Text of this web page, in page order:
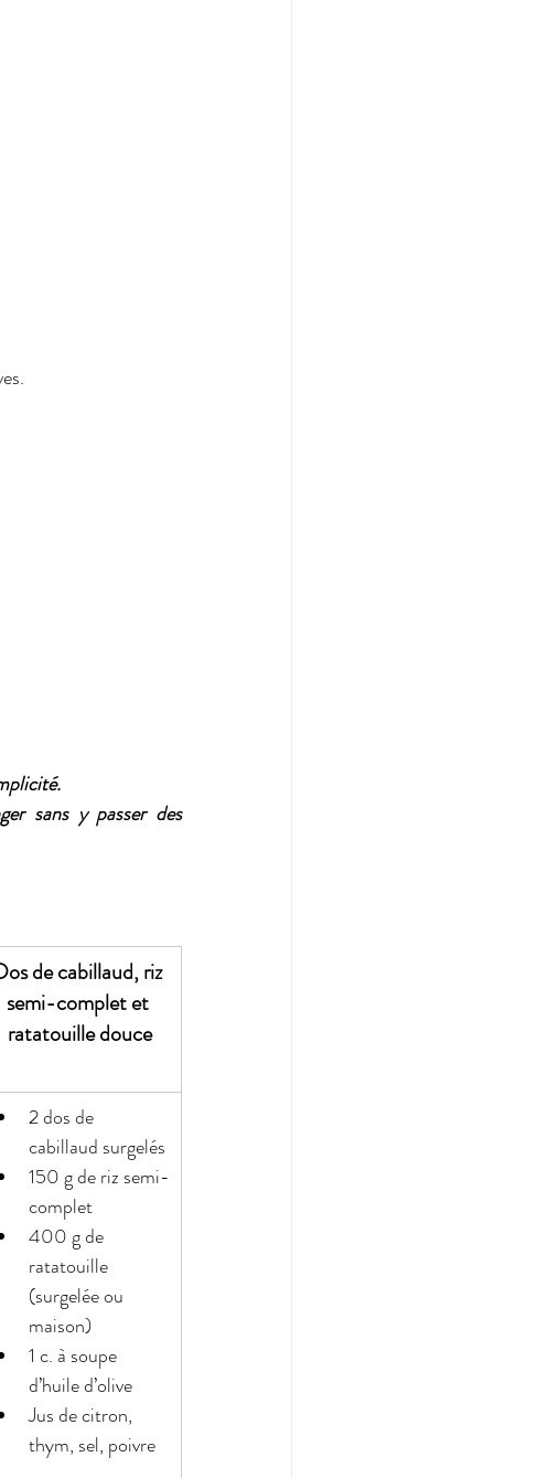
sans y passer des
de cabillaud, riz
semi-complet et
ratatouille douce
2 dos de
cabillaud surgelés
150 g de riz semi-
complet
400 g de
ratatouille
(surgelée ou
maison)
1 c. à soupe
d’huile d’olive
Jus de citron,
thym, sel, poivre